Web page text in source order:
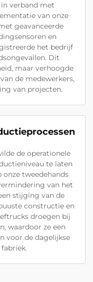
verband met
van onze
geavanceerde
en
het bedrijf
Dit
maar verhoogde
de medewerkers,
van projecten.
de operationele
te laten
tweedehands
van het
stijging van de
constructie en
droegen bij
waardoor ze een
voor de dagelijkse